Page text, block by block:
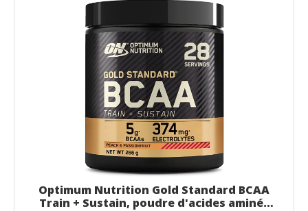
Optimum Nutrition Gold Standard BCAA
Train + Sustain, poudre d'acides aminés